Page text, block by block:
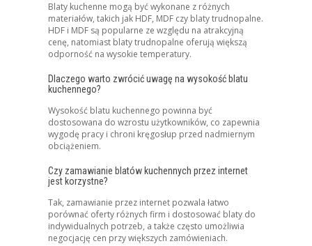
Blaty kuchenne mogą być wykonane z różnych
materiałów, takich jak HDF, MDF czy blaty trudnopalne.
HDF i MDF są popularne ze względu na atrakcyjną
cenę, natomiast blaty trudnopalne oferują większą
odporność na wysokie temperatury.
Dlaczego warto zwrócić uwagę na wysokość blatu
kuchennego?
Wysokość blatu kuchennego powinna być
dostosowana do wzrostu użytkowników, co zapewnia
wygodę pracy i chroni kręgosłup przed nadmiernym
obciążeniem.
Czy zamawianie blatów kuchennych przez internet
jest korzystne?
Tak, zamawianie przez internet pozwala łatwo
porównać oferty różnych firm i dostosować blaty do
indywidualnych potrzeb, a także często umożliwia
negocjację cen przy większych zamówieniach.